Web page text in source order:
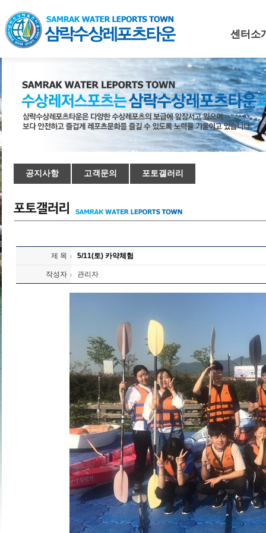
센터소
공지사항 고객문의 포토갤러리
제 목 5/11(토) 카약체험
작성자 관리자